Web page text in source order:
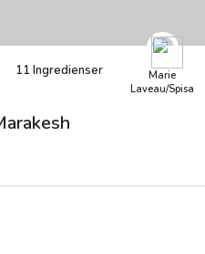
11 Ingredienser
Marie
Laveau/Spisa